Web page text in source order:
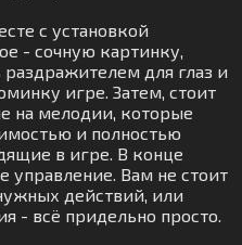
с установкой
- сочную картинку,
для глаз и
игре. Затем, стоит
на мелодии, которые
и полностью
в игре. В конце
управление. Вам не стоит
действий, или
- всё придельно просто.